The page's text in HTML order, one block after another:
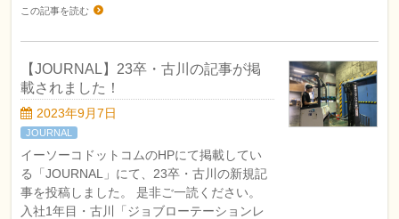
この記事を読む
【JOURNAL】23卒・古川の記事が掲
載されました！
2023年9月7日
JOURNAL
イーソーコドットコムのHPにて掲載してい
る「JOURNAL」にて、23卒・古川の新規記
事を投稿しました。 是非ご一読ください。
入社1年目・古川「ジョブローテーションレ